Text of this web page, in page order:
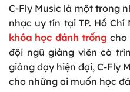
C-Fly Music là một trong
nhạc uy tín tại TP. Hồ
khóa học đánh trống cho
đội ngũ giảng viên có
giảng dạy hiện đại, C-Fly
cho những ai muốn học